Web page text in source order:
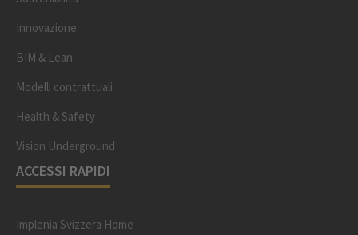
Innovazione
BIM & Lean
Modelli contrattuali
Health & Safety
Vision Underground
ACCESSI RAPIDI
Implenia Svizzera Home